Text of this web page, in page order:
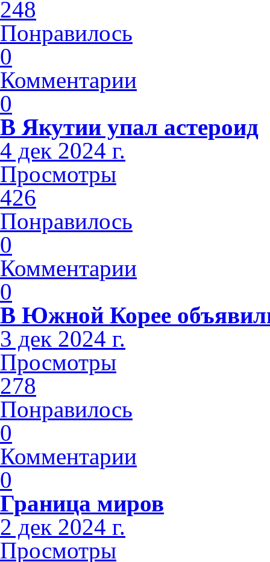
248
Понравилось
0
Комментарии
0
В Якутии упал астероид
4 дек 2024 г.
Просмотры
426
Понравилось
0
Комментарии
0
В Южной Корее
3 дек 2024 г.
Просмотры
278
Понравилось
0
Комментарии
0
Граница миров
2 дек 2024 г.
Просмотры